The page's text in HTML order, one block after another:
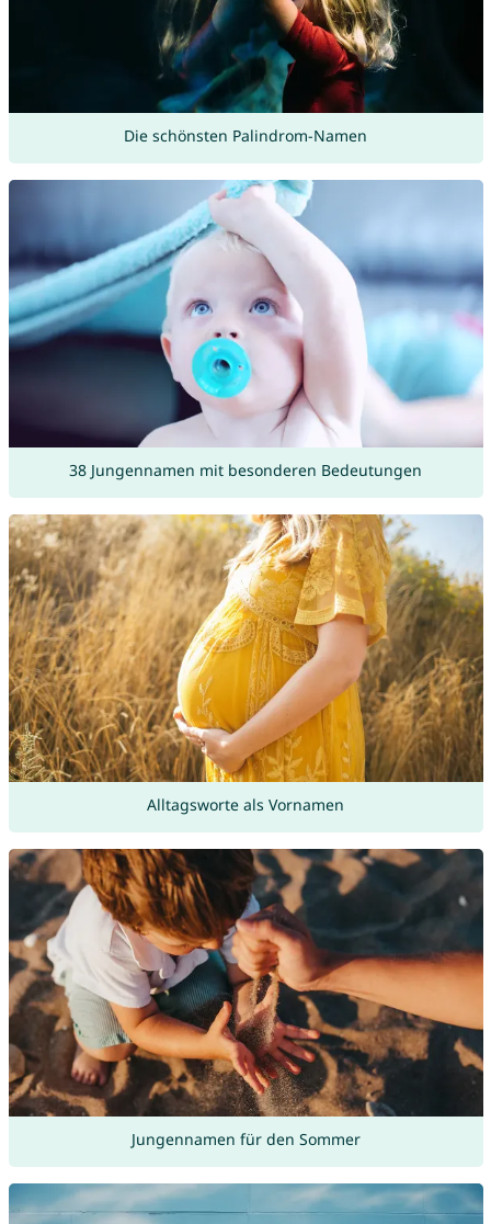
Die schönsten Palindrom-Namen
38 Jungennamen mit besonderen Bedeutungen
Alltagsworte als Vornamen
Jungennamen für den Sommer